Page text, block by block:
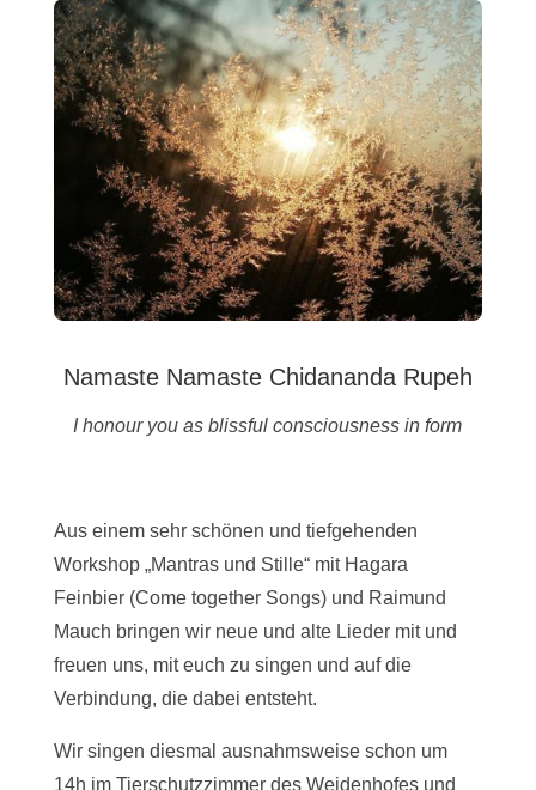
Namaste Namaste Chidananda Rupeh
I honour you as blissful consciousness in form
Aus einem sehr schönen und tiefgehenden
Workshop „Mantras und Stille“ mit Hagara
Feinbier (Come together Songs) und Raimund
Mauch bringen wir neue und alte Lieder mit und
freuen uns, mit euch zu singen und auf die
Verbindung, die dabei entsteht.
Wir singen diesmal ausnahmsweise schon um
14h im Tierschutzzimmer des Weidenhofes und